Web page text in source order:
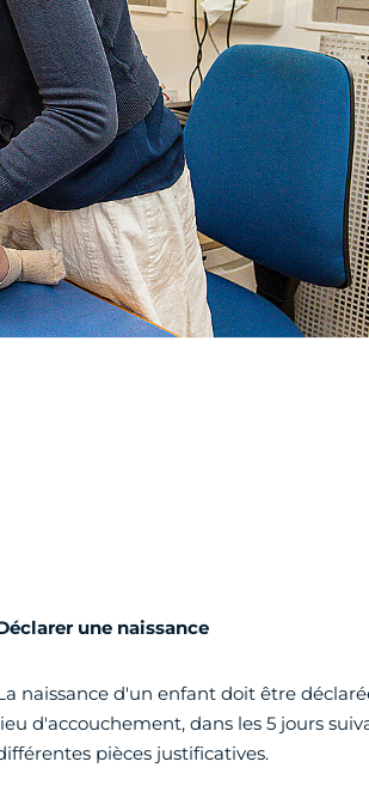
une naissance
naissance d'un enfant doit être
d'accouchement, dans les 5 jours
pièces justificatives.